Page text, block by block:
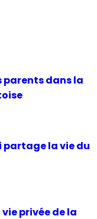
parents dans la
partage la vie du
privée de la